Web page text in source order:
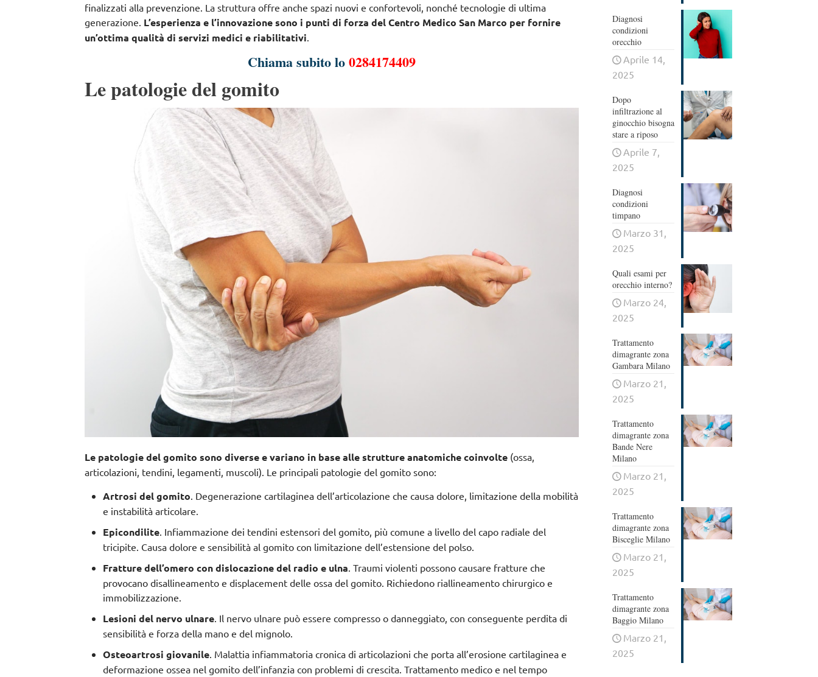
finalizzati alla prevenzione . La struttura offre anche spazi nuovi e confortevoli, nonché tecnologie di ultima
generazione. L’esperienza e l’innovazione sono i punti di forza del Centro Medico San Marco per fornire
un’ottima qualità di servizi medici e riabilitativi
Chiama subito lo0284174409
Le patologie del gomito
Le patologie del gomito sono diverse e variano in base alle strutture anatomiche coinvolte (ossa,
articolazioni, tendini, legamenti, muscoli). Le principali patologie del gomito sono:
Artrosi del gomito. Degenerazione cartilaginea dell’articolazione che causa dolore, limitazione della mobilità
e instabilità articolare.
Epicondilite. Infiammazione dei tendini estensori del gomito, più comune a livello del capo radiale del
tricipite. Causa dolore e sensibilità al gomito con limitazione dell’estensione del polso.
Fratture dell’omero con dislocazione del radio e ulna. Traumi violenti possono causare fratture che
provocano disallineamento e displacement delle ossa del gomito. Richiedono riallineamento chirurgico e
immobilizzazione.
Lesioni del nervo ulnare. Il nervo ulnare può essere compresso o danneggiato, con conseguente perdita di
sensibilità e forza della mano e del mignolo.
Osteoartrosi giovanile. Malattia infiammatoria cronica di articolazioni che porta all’erosione cartilaginea e
deformazione ossea nel gomito dell’infanzia con problemi di crescita. Trattamento medico e nel tempo
Diagnosi
condizioni
orecchio
Aprile 14,
2025
Dopo
infiltrazione al
ginocchio bisogna
stare a riposo
Aprile 7,
2025
Diagnosi
condizioni
timpano
Marzo 31,
2025
Quali esami per
orecchio interno?
Marzo 24,
2025
Trattamento
dimagrante zona
Gambara Milano
Marzo 21,
2025
Trattamento
dimagrante zona
Bande Nere
Milano
Marzo 21,
2025
Trattamento
dimagrante zona
Bisceglie Milano
Marzo 21,
2025
Trattamento
dimagrante zona
Baggio Milano
Marzo 21,
2025